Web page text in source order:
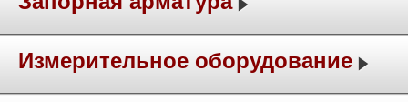
Измерительное оборудование